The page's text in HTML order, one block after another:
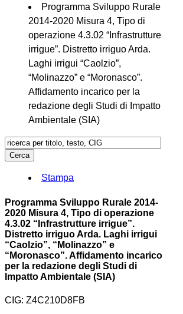
Programma Sviluppo Rurale
2014-2020 Misura 4, Tipo di
operazione 4.3.02 “Infrastrutture
irrigue”. Distretto irriguo Arda.
Laghi irrigui “Caolzio”,
“Molinazzo” e “Moronasco”.
Affidamento incarico per la
redazione degli Studi di Impatto
Ambientale (SIA)
Stampa
Programma Sviluppo Rurale 2014-
2020 Misura 4, Tipo di operazione
4.3.02 “Infrastrutture irrigue”.
Distretto irriguo Arda. Laghi irrigui
“Caolzio”, “Molinazzo” e
“Moronasco”. Affidamento incarico
per la redazione degli Studi di
Impatto Ambientale (SIA)
CIG: Z4C210D8FB